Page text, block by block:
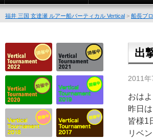
福井 三国 玄達瀬 ルアー船バーティカル Vertical > 船長ブ
出
2011年
おは
昨日
皆様1
リベ